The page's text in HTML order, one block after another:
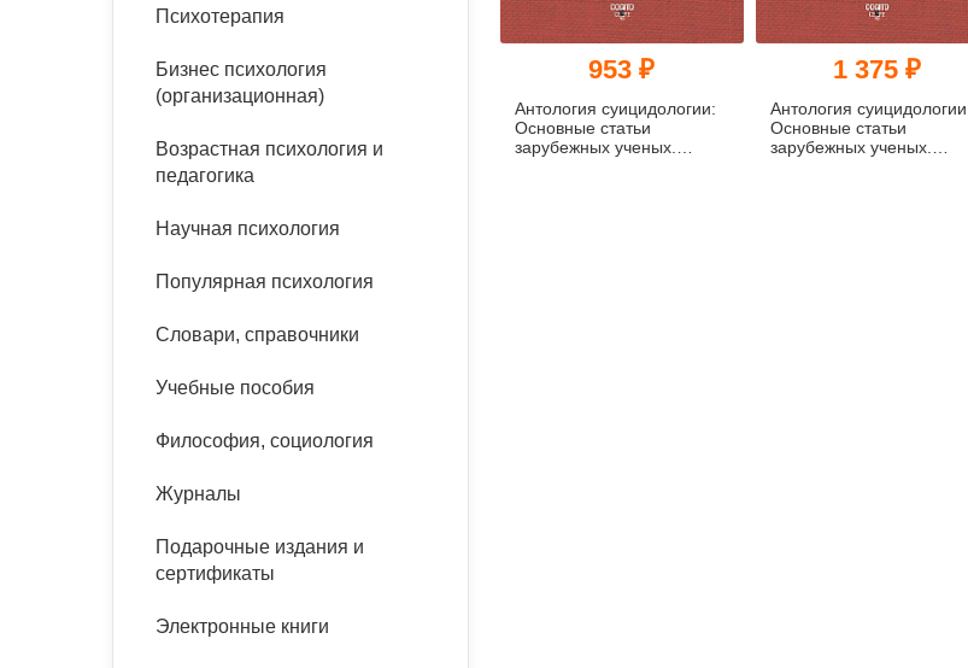
панические атаки
Психодрама
Сказкотерапия
психотерапии
Классический, эриксоновский
эргономика
Социальная психология
Психология развития
организационная психология
психоанализ
Психотерапия
Бизнес психология
(организационная)
Возрастная психология и
педагогика
Научная психология
Популярная психология
Словари, справочники
Учебные пособия
Философия, социология
Журналы
Подарочные издания и
сертификаты
Электронные книги
953 ₽
Антология суицидологии:
Основные статьи
зарубежных ученых.
1 375 ₽
Антология
Основные статьи
зарубежных ученых.